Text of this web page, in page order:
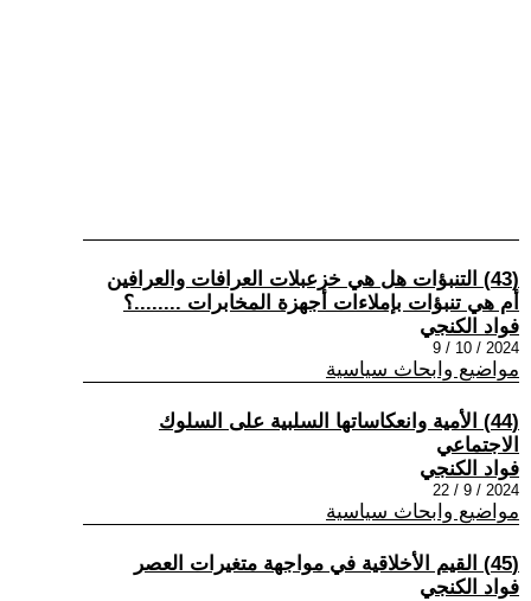
(43) التنبؤات هل هي خزعبلات العرافات والعرافين
أم هي تنبؤات بإملاءات أجهزة المخابرات ........؟
فواد الكنجي
2024 / 10 / 9
مواضيع وابحاث سياسية
(44) الأمية وانعكاساتها السلبية على السلوك
الاجتماعي
فواد الكنجي
2024 / 9 / 22
مواضيع وابحاث سياسية
(45) القيم الأخلاقية في مواجهة متغيرات العصر
فواد الكنجي